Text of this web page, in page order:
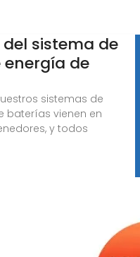
sistema de
de
sistemas de
baterías vienen en
y todos